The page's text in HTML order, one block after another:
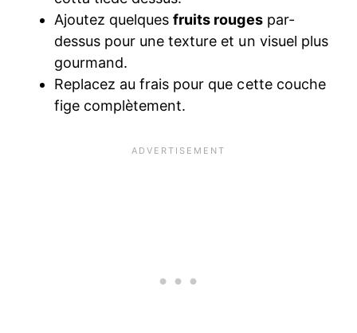
Ajoutez quelquesfruits rougespar-
dessus pour une texture et un visuel plus
gourmand.
Replacez au frais pour que cette couche
fige complètement.